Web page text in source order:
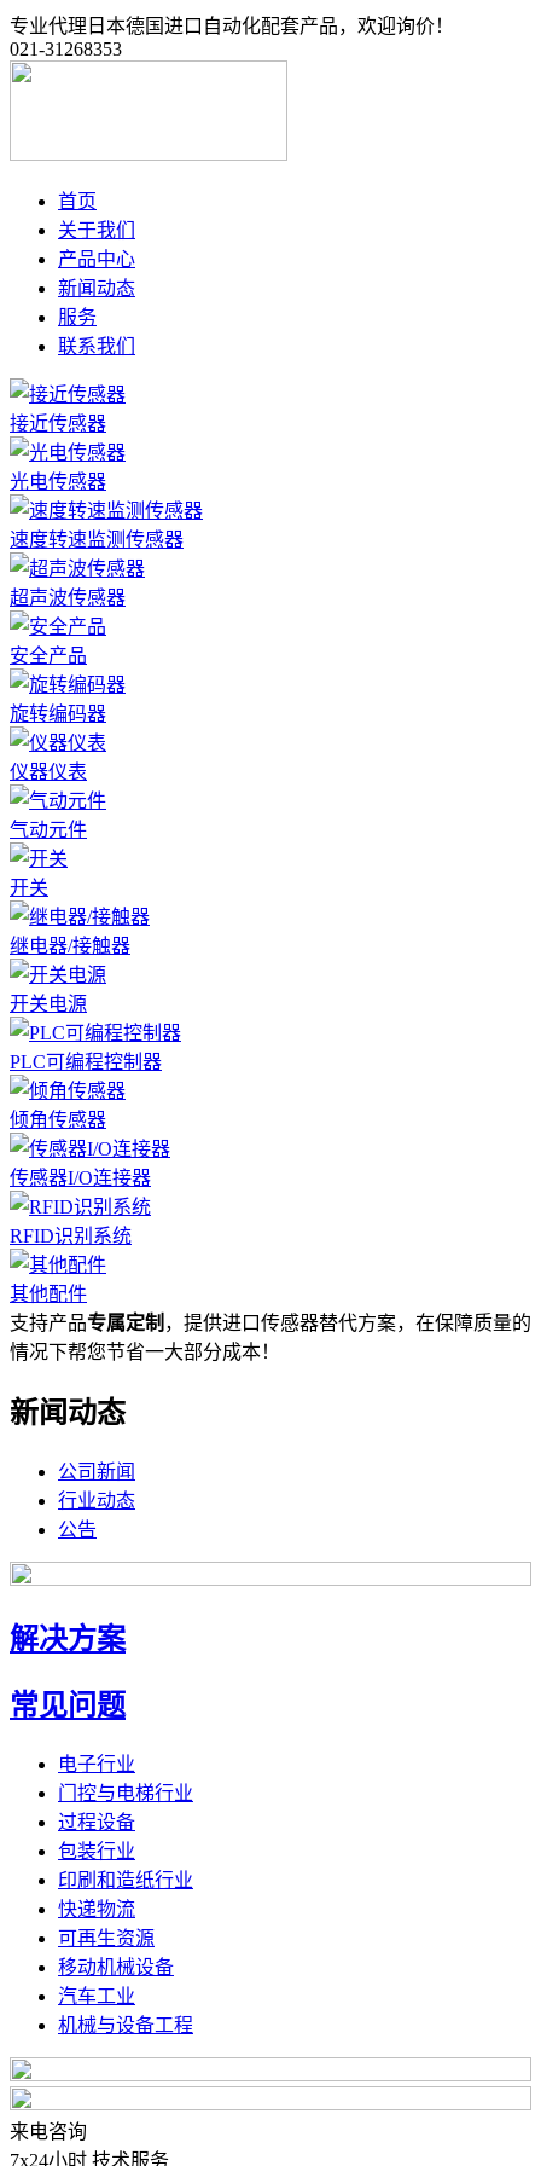
专业代理日本德国进口自动化配套产品，欢迎询价！
021-31268353
首页
关于我们
产品中心
新闻动态
服务
联系我们
接近传感器
光电传感器
速度转速监测传感器
超声波传感器
安全产品
旋转编码器
仪器仪表
气动元件
开关
继电器/接触器
开关电源
PLC可编程控制器
倾角传感器
传感器I/O连接器
RFID识别系统
其他配件
支持产品专属定制 ，提供进口传感器替代方案，在保障质量的
情况下帮您节省一大部分成本！
新闻动态
公司新闻
行业动态
公告
解决方案
常见问题
电子行业
门控与电梯行业
过程设备
包装行业
印刷和造纸行业
快递物流
可再生资源
移动机械设备
汽车工业
机械与设备工程
来电咨询
7x24小时 技术服务